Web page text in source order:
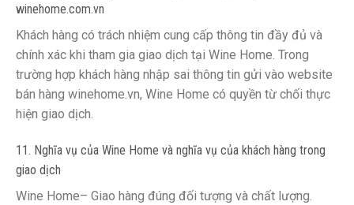
winehome.com.vn
Khách hàng có trách nhiệm cung cấp thông tin đầy đủ và
chính xác khi tham gia giao dịch tại Wine Home. Trong
trường hợp khách hàng nhập sai thông tin gửi vào website
bán hàng winehome.vn, Wine Home có quyền từ chối thực
hiện giao dịch.
11. Nghĩa vụ của Wine Home và nghĩa vụ của khách hàng trong
giao dịch
Wine Home– Giao hàng đúng đối tượng và chất lượng.